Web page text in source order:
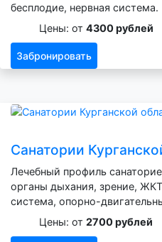
бесплодие, нервная система.
Цены: от 4300 рублей
Забронировать
Санатории
Лечебный профиль
органы дыхания, зрение,
система, опорно-
Цены: от 2700 рублей